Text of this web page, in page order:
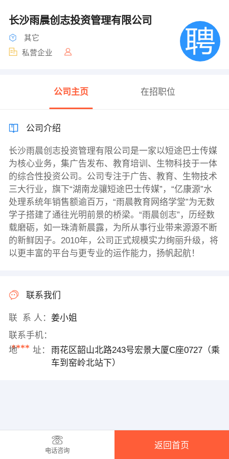
长沙雨晨创志投资管理有限公司
其它
私营企业
公司主页 在招职位
公司介绍
长沙雨晨创志投资管理有限公司是一家以短途巴士传媒
为核心业务，集广告发布、教育培训、生物科技于一体
的综合性投资公司。公司专注于广告、教育、生物技术
三大行业，旗下“湖南龙骧短途巴士传媒”，“亿康源”水
处理系统年销售额逾百万，“雨晨教育网络学堂”为无数
学子搭建了通往光明前景的桥梁。“雨晨创志”，历经数
载磨砺，如一珠清新晨露，为所从事行业带来源源不断
的新鲜因子。2010年，公司正式规模实力绚丽升级，将
以更丰富的平台与更专业的运作能力，扬帆起航！
联系我们
联 系 人： 姜小姐
联系手机：
****
地 址：
雨花区韶山北路243号宏景大厦C座0727（乘
车到窑岭北站下）
电话咨询
返回首页